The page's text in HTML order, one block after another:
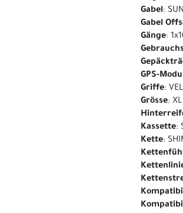
Gabel:
Gabel
Gänge:
GPS-
Griffe:
Grösse: XL
Kassette:
Kette: